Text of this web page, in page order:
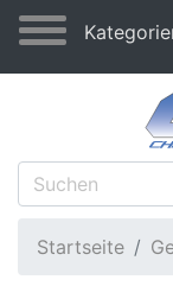
Startseite